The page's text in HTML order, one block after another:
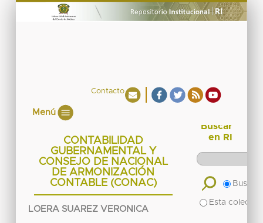
Contacto
Menú
CONTABILIDAD
GUBERNAMENTAL Y
CONSEJO DE NACIONAL
DE ARMONIZACIÓN
CONTABLE (CONAC)
LOERA SUAREZ VERONICA
Buscar
en RI
Buscar
Esta